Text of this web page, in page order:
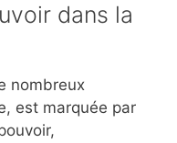
dans la
nombreux
est marquée par